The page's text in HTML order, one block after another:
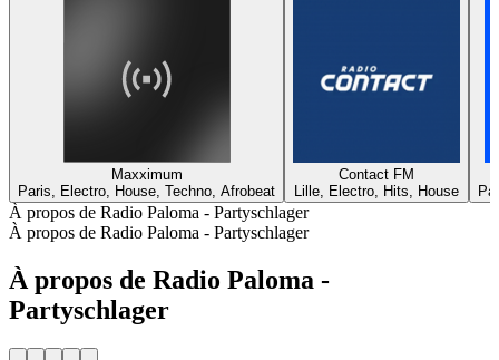
Maxximum
Paris, Electro, House, Techno, Afrobeat
Contact FM
Lille, Electro, Hits, House
À propos de Radio Paloma - Partyschlager
À propos de Radio Paloma - Partyschlager
À propos de Radio Paloma -
Partyschlager